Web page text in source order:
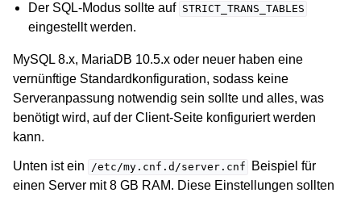
Der SQL-Modus sollte auf STRICT_TRANS_TABLES
eingestellt werden.
MySQL 8.x, MariaDB 10.5.x oder neuer haben eine
vernünftige Standardkonfiguration, sodass keine
Serveranpassung notwendig sein sollte und alles, was
benötigt wird, auf der Client-Seite konfiguriert werden
kann.
Unten ist ein /etc/my.cnf.d/server.cnf
Beispiel für
einen Server mit 8 GB RAM. Diese Einstellungen sollten